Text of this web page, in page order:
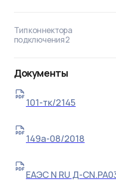
Тип коннектора
подключения 2
Документы
101-тк/2145
149а-08/2018
ЕАЭС N RU Д-